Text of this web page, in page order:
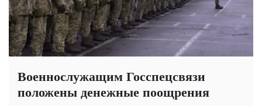
Военнослужащим Госспецсвязи
положены денежные поощрения